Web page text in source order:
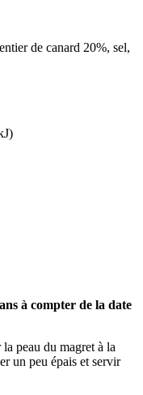
de canard 20%, sel,
à compter de la date
peau du magret à la
un peu épais et servir